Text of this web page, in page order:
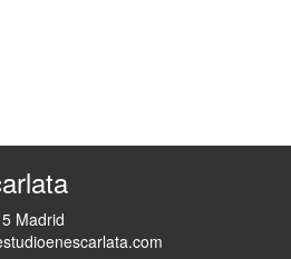
Madrid